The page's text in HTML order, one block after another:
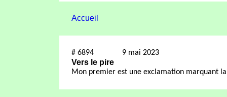
Accueil
# 6894 9 mai 2023
Vers le pire
Mon premier est une exclamation marquant